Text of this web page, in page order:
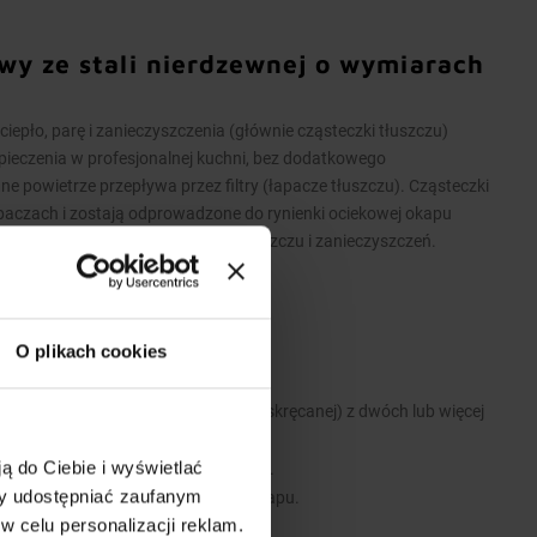
O plikach cookies
do Ciebie i wyświetlać
udostępniać zaufanym
celu personalizacji reklam.
ze stali nierdzewnej o wymiarach
parę i zanieczyszczenia (głównie cząsteczki tłuszczu)
w profesjonalnej kuchni, bez dodatkowego
powietrze przepływa przez filtry (łapacze tłuszczu). Cząsteczki
i zostają odprowadzone do rynienki ociekowej okapu
umożliwia spuszczenie tłuszczu i zanieczyszczeń.
wykonane są w wersji łączonej (skręcanej) z dwóch lub więcej
i zawiesi umożliwiających montaż.
dodatkowe wyposażenie okapu.